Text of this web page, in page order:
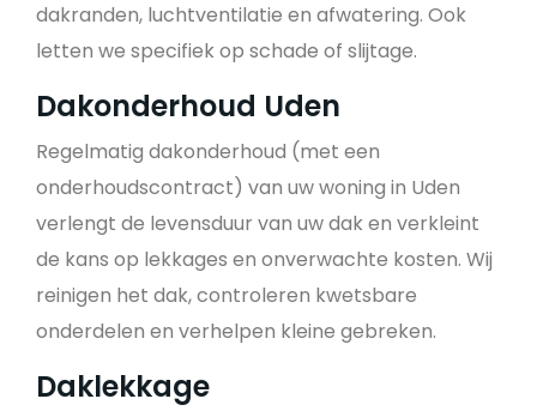
dakranden, luchtventilatie en afwatering. Ook
letten we specifiek op schade of slijtage.
Dakonderhoud Uden
Regelmatig dakonderhoud (met een
onderhoudscontract) van uw woning in Uden
verlengt de levensduur van uw dak en verkleint
de kans op lekkages en onverwachte kosten. Wij
reinigen het dak, controleren kwetsbare
onderdelen en verhelpen kleine gebreken.
Daklekkage